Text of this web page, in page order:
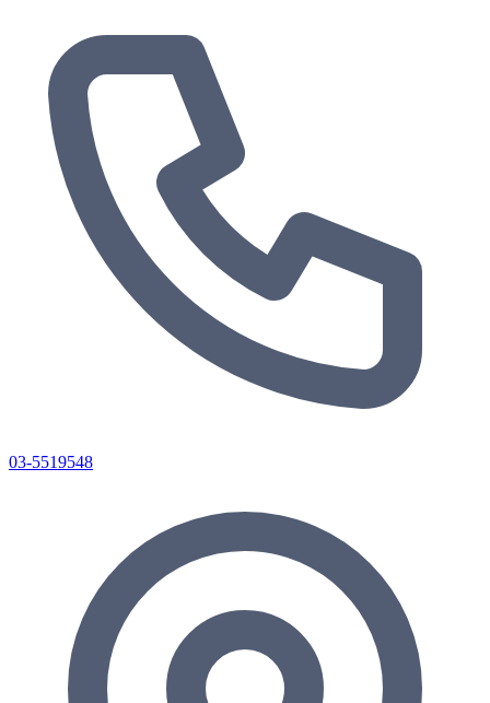
03-5519548